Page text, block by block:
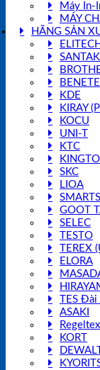
Máy In-
MÁY
HÃNG SẢN
ELITECH
SANTAK
KDE
KIRAY
KOCU
UNI-T
KTC
SKC
LIOA
GOOT
SELEC
TESTO
TEREX
ELORA
TES
ASAKI
Regeltex
KORT
DEWALT